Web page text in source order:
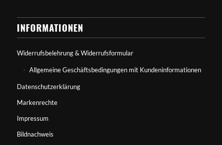
INFORMATIONEN
Widerrufsbelehrung & Widerrufsformular
Allgemeine Geschäftsbedingungen mit Kundeninformationen
Datenschutzerklärung
Markenrechte
Impressum
Bildnachweis